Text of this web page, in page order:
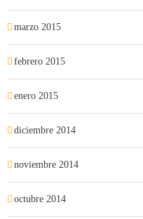
marzo 2015
febrero 2015
enero 2015
diciembre 2014
noviembre 2014
octubre 2014